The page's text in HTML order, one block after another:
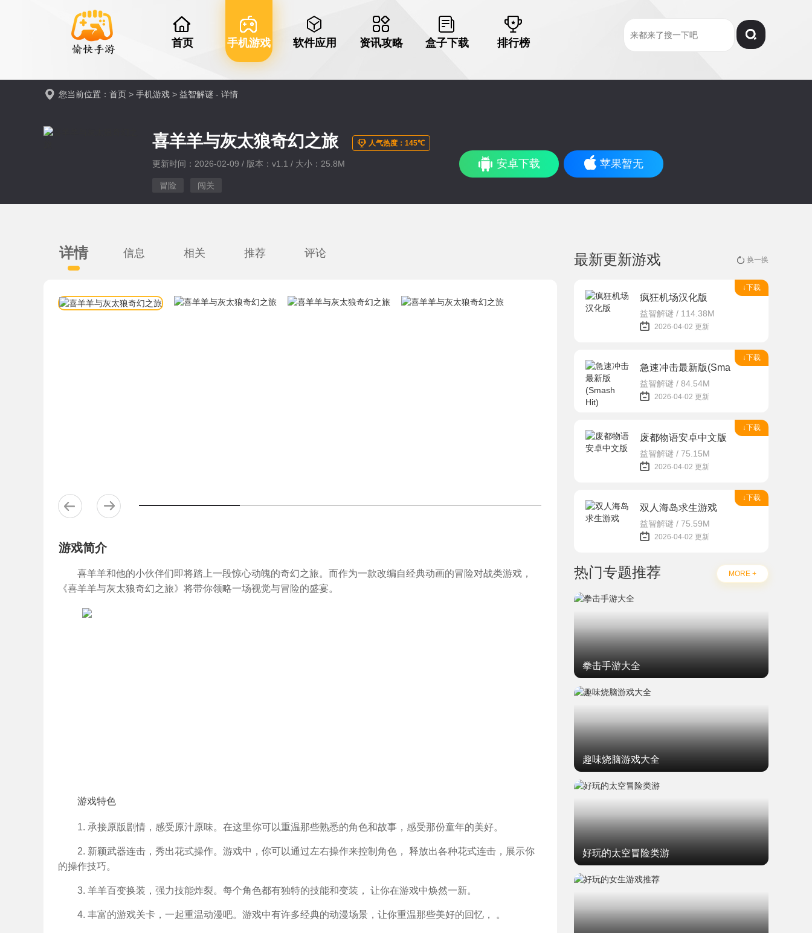
首页 手机游戏 软件应用 资讯攻略 盒子下载 排行榜
您当前位置： 首页 > 手机游戏 > 益智解谜 - 详情
喜羊羊与灰太狼奇幻之旅 人气热度：145℃
更新时间：2026-02-09 / 版本：v1.1 / 大小：25.8M
冒险 闯关
安卓下载 苹果暂无
详情 信息 相关 推荐 评论
游戏简介
喜羊羊和他的小伙伴们即将踏上一段惊心动魄的奇幻之旅。而作为一款改编自经典动画的冒险对战类游戏，
《喜羊羊与灰太狼奇幻之旅》将带你领略一场视觉与冒险的盛宴。
游戏特色
1. 承接原版剧情，感受原汁原味。在这里你可以重温那些熟悉的角色和故事，感受那份童年的美好。
2. 新颖武器连击，秀出花式操作。游戏中，你可以通过左右操作来控制角色， 释放出各种花式连击，展示你
的操作技巧。
3. 羊羊百变换装，强力技能炸裂。每个角色都有独特的技能和变装， 让你在游戏中焕然一新。
4. 丰富的游戏关卡，一起重温动漫吧。游戏中有许多经典的动漫场景，让你重温那些美好的回忆， 。
最新更新游戏 换一换
↓下载
疯狂机场汉化版
益智解谜 / 114.38M
2026-04-02 更新
↓下载
急速冲击最新版(Smash Hit)
益智解谜 / 84.54M
2026-04-02 更新
↓下载
废都物语安卓中文版
益智解谜 / 75.15M
2026-04-02 更新
↓下载
双人海岛求生游戏
益智解谜 / 75.59M
2026-04-02 更新
热门专题推荐 MORE +
拳击手游大全
趣味烧脑游戏大全
好玩的太空冒险类游